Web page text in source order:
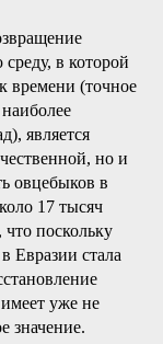
в которой
времени (точное
является
но и
овцебыков в
17 тысяч
поскольку
Евразии стала
уже не
значение.